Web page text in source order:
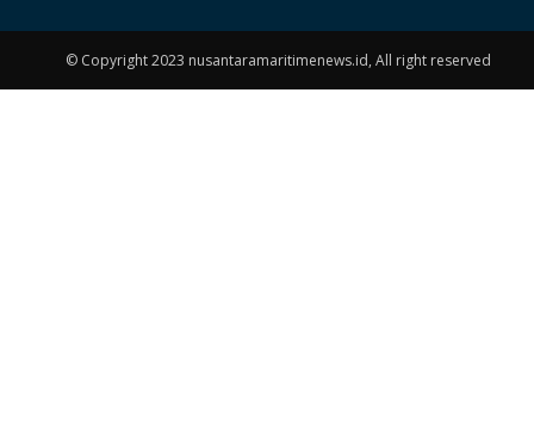
© Copyright 2023 nusantaramaritimenews.id, All right reserved